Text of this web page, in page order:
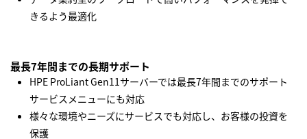
きるよう最適化
最長7年間までの長期サポート
HPE ProLiant Gen11サーバーでは最長7年間までのサポート
サービスメニューにも対応
様々な環境やニーズにサービスでも対応し、お客様の投資を
保護